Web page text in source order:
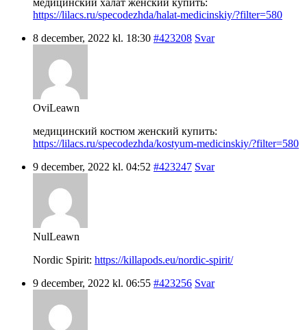
https://lilacs.ru/specodezhda/halat-medicinskiy/?filter=580
8 december, 2022 kl. 18:30 #423208 Svar
OviLeawn
медицинский костюм женский купить:
https://lilacs.ru/specodezhda/kostyum-medicinskiy/?filter=580
9 december, 2022 kl. 04:52 #423247 Svar
NulLeawn
Nordic Spirit: https://killapods.eu/nordic-spirit/
9 december, 2022 kl. 06:55 #423256 Svar